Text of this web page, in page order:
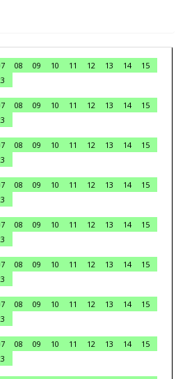
08 09 10 11 12 13 14
15
08 09 10 11 12 13 14
15
08 09 10 11 12 13 14
15
08 09 10 11 12 13 14
15
08 09 10 11 12 13 14
15
08 09 10 11 12 13 14
15
08 09 10 11 12 13 14
15
08 09 10 11 12 13 14
15